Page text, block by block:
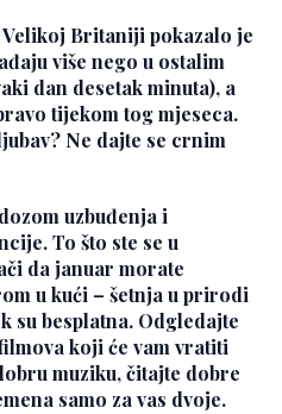
Britaniji pokazalo je
više nego u ostalim
dan desetak minuta), a
tijekom tog mjeseca.
Ne dajte se crnim
uzbuđenja i
To što ste se u
da januar morate
u kući – šetnja u prirodi
su besplatna. Odgledajte
koji će vam vratiti
muziku, čitajte dobre
samo za vas dvoje.